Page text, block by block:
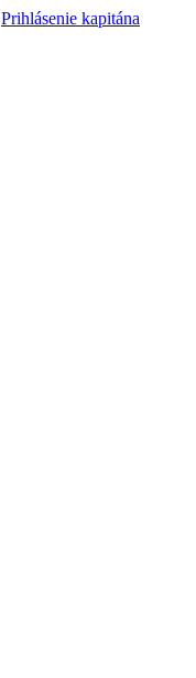
Prihlásenie kapitána